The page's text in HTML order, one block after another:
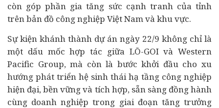
còn góp phần gia tăng sức cạnh tranh của tỉnh
trên bản đồ công nghiệp Việt Nam và khu vực.
Sự kiện khánh thành dự án ngày 22/9 không chỉ là
một dấu mốc hợp tác giữa LŌ-GOI và Western
Pacific Group, mà còn là bước khởi đầu cho xu
hướng phát triển hệ sinh thái hạ tầng công nghiệp
hiện đại, bền vững và tích hợp, sẵn sàng đồng hành
cùng doanh nghiệp trong giai đoạn tăng trưởng